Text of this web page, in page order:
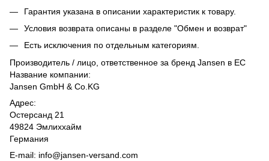
Гарантия указана в описании характеристик к товару.
Условия возврата описаны в разделе "Обмен и возврат"
Есть исключения по отдельным категориям.
Производитель / лицо, ответственное за бренд Jansen в ЕС
Название компании:
Jansen GmbH & Co.KG
Адрес:
Остерсанд 21
49824 Эмлиххайм
Германия
E-mail: info@jansen-versand.com